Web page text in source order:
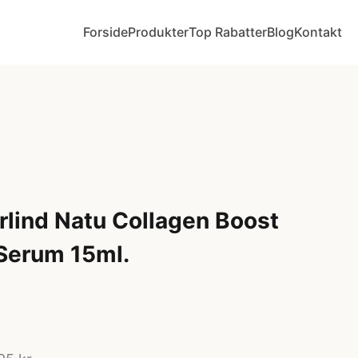
ForsideProdukterTop RabatterBlogKontakt
Natu Collagen Boost
15ml.